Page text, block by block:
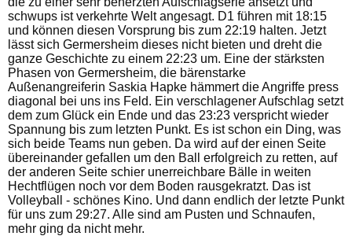
schwups ist verkehrte Welt angesagt. D1 führen mit 18:15
und können diesen Vorsprung bis zum 22:19 halten. Jetzt
lässt sich Germersheim dieses nicht bieten und dreht die
ganze Geschichte zu einem 22:23 um. Eine der stärksten
Phasen von Germersheim, die bärenstarke
Außenangreiferin Saskia Hapke hämmert die Angriffe press
diagonal bei uns ins Feld. Ein verschlagener Aufschlag setzt
dem zum Glück ein Ende und das 23:23 verspricht wieder
Spannung bis zum letzten Punkt. Es ist schon ein Ding, was
sich beide Teams nun geben. Da wird auf der einen Seite
übereinander gefallen um den Ball erfolgreich zu retten, auf
der anderen Seite schier unerreichbare Bälle in weiten
Hechtflügen noch vor dem Boden rausgekratzt. Das ist
Volleyball - schönes Kino. Und dann endlich der letzte Punkt
für uns zum 29:27. Alle sind am Pusten und Schnaufen,
mehr ging da nicht mehr.